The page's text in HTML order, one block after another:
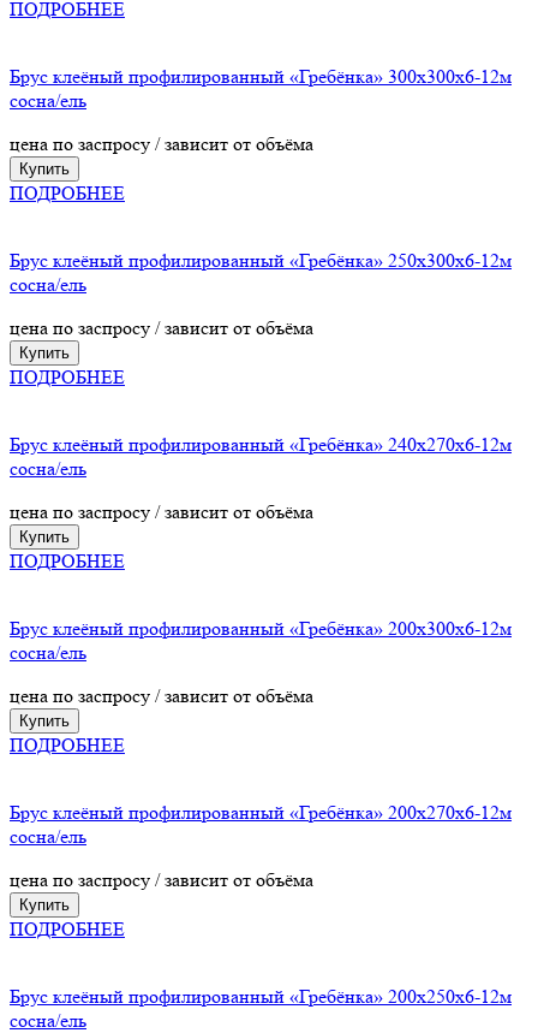
ПОДРОБНЕЕ
Брус клеёный профилированный «Гребёнка» 300х300х6-12м
сосна/ель
цена по заспросу / зависит от объёма
Купить
ПОДРОБНЕЕ
Брус клеёный профилированный «Гребёнка» 250х300х6-12м
сосна/ель
цена по заспросу / зависит от объёма
Купить
ПОДРОБНЕЕ
Брус клеёный профилированный «Гребёнка» 240х270х6-12м
сосна/ель
цена по заспросу / зависит от объёма
Купить
ПОДРОБНЕЕ
Брус клеёный профилированный «Гребёнка» 200х300х6-12м
сосна/ель
цена по заспросу / зависит от объёма
Купить
ПОДРОБНЕЕ
Брус клеёный профилированный «Гребёнка» 200х270х6-12м
сосна/ель
цена по заспросу / зависит от объёма
Купить
ПОДРОБНЕЕ
Брус клеёный профилированный «Гребёнка» 200х250х6-12м
сосна/ель